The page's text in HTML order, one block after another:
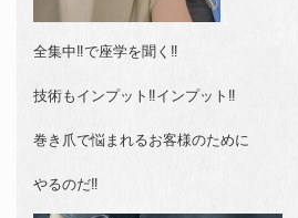
全集中‼️で座学を聞く‼️
技術もインプット‼️インプット‼️
巻き爪で悩まれるお客様のために
やるのだ‼️